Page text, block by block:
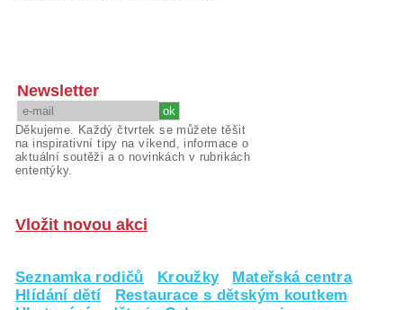
Newsletter
Děkujeme. Každý čtvrtek se můžete těšit
na inspirativní tipy na víkend, informace o
aktuální soutěži a o novinkách v rubrikách
ententýky.
Vložit novou akci
Seznamka rodičů Kroužky
Mateřská centra
Hlídání dětí
Restaurace s dětským koutkem